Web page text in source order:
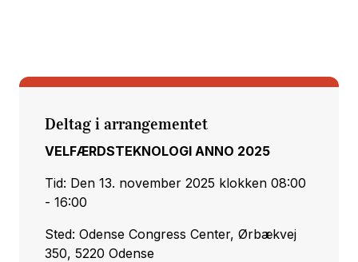
Deltag i arrangementet
VELFÆRDSTEKNOLOGI ANNO 2025
Tid: Den 13. november 2025 klokken 08:00
- 16:00
Sted: Odense Congress Center, Ørbækvej
350, 5220 Odense